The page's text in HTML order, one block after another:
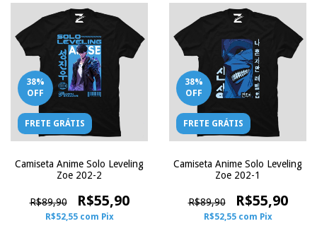
38%
OFF
FRETE GRÁTIS
Camiseta Anime Solo Leveling
Zoe 202-2
R$89,90 R$55,90
R$52,55 com Pix
38%
OFF
FRETE GRÁTIS
Camiseta Anime Solo Leveling
Zoe 202-1
R$89,90 R$55,90
R$52,55 com Pix